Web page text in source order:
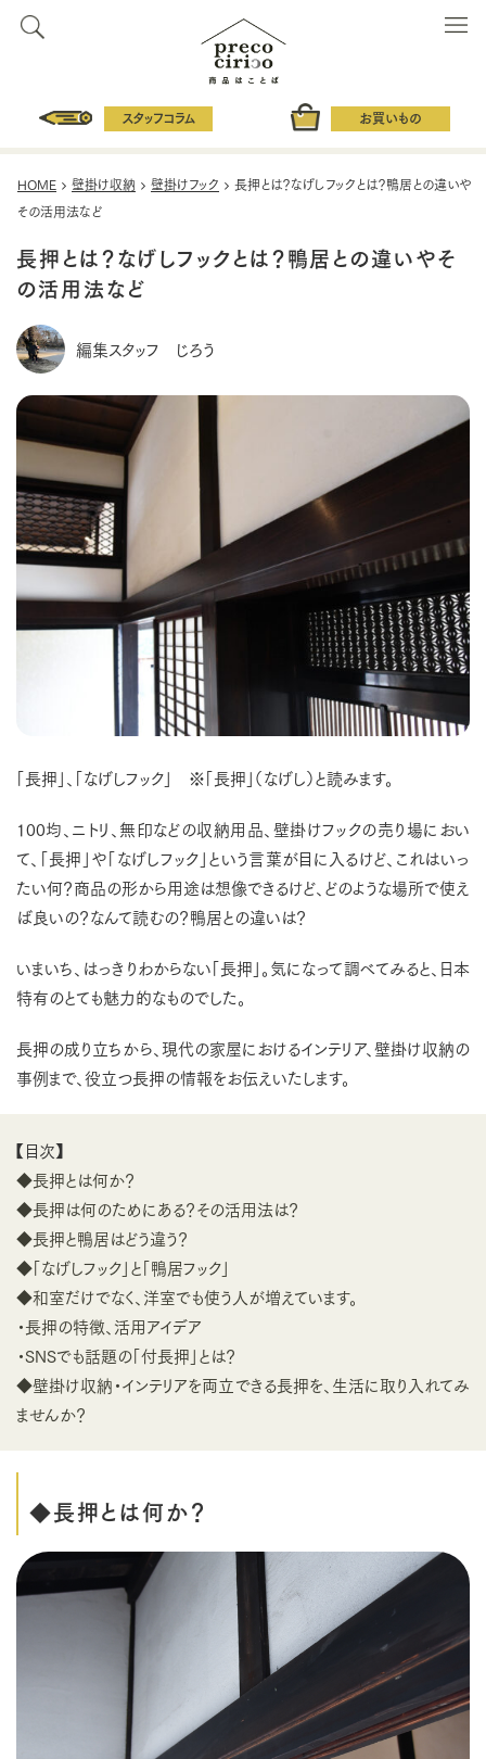
スタッフコラム お買いもの
HOME 壁掛け収納 壁掛けフック
長押とは？なげしフックとは？鴨居との違いや
その活用法など
長押とは？なげしフックとは？鴨居との違いやそ
の活用法など
編集スタッフ じろう
「長押」、「なげしフック」 ※「長押」（なげし）と読みます。
100均、ニトリ、無印などの収納用品、壁掛けフックの売り場におい
て、「長押」や「なげしフック」という言葉が目に入るけど、これはいっ
たい何？商品の形から用途は想像できるけど、どのような場所で使え
ば良いの？なんて読むの？鴨居との違いは？
いまいち、はっきりわからない「長押」。気になって調べてみると、日本
特有のとても魅力的なものでした。
長押の成り立ちから、現代の家屋におけるインテリア、壁掛け収納の
事例まで、役立つ長押の情報をお伝えいたします。
【目次】
◆長押とは何か？
◆長押は何のためにある？その活用法は？
◆長押と鴨居はどう違う？
◆「なげしフック」と「鴨居フック」
◆和室だけでなく、洋室でも使う人が増えています。
・長押の特徴、活用アイデア
・SNSでも話題の「付長押」とは？
◆壁掛け収納・インテリアを両立できる長押を、生活に取り入れてみ
ませんか？
◆長押とは何か？